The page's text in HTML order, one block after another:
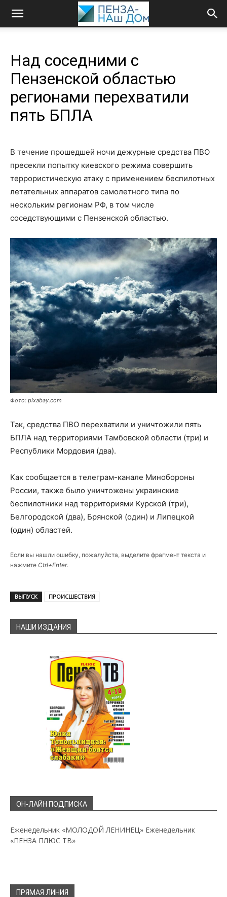
Над соседними с
Пензенской областью
регионами перехватили
пять БПЛА
В течение прошедшей ночи дежурные средства ПВО
пресекли попытку киевского режима совершить
террористическую атаку c применением беспилотных
летательных аппаратов самолетного типа по
нескольким регионам РФ, в том числе
соседствующими с Пензенской областью.
Фото: pixabay.com
Так, средства ПВО перехватили и уничтожили пять
БПЛА над территориями Тамбовской области (три) и
Республики Мордовия (два).
Как сообщается в телеграм-канале Минобороны
России, также было уничтожены украинские
беспилотники над территориями Курской (три),
Белгородской (два), Брянской (один) и Липецкой
(один) областей.
Если вы нашли ошибку, пожалуйста, выделите фрагмент текста и
нажмите Ctrl+Enter.
ВЫПУСК ПРОИСШЕСТВИЯ
НАШИ ИЗДАНИЯ
ОН-ЛАЙН ПОДПИСКА
Еженедельник «МОЛОДОЙ ЛЕНИНЕЦ» Еженедельник
«ПЕНЗА ПЛЮС ТВ»
ПРЯМАЯ ЛИНИЯ